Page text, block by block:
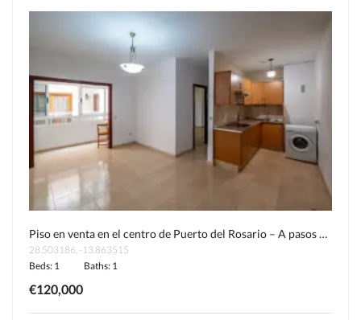
Piso en venta en el centro de Puerto del Rosario – A pasos del mar
28.503186, -13.863515
Beds: 1
Baths: 1
€120,000